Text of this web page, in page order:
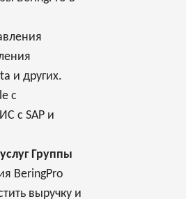
и других.
с
с SAP и
Группы
BeringPro
выручку и